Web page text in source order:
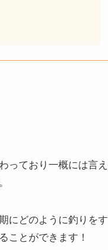
っており一概には言え
にどのように釣りをす
ことができます！